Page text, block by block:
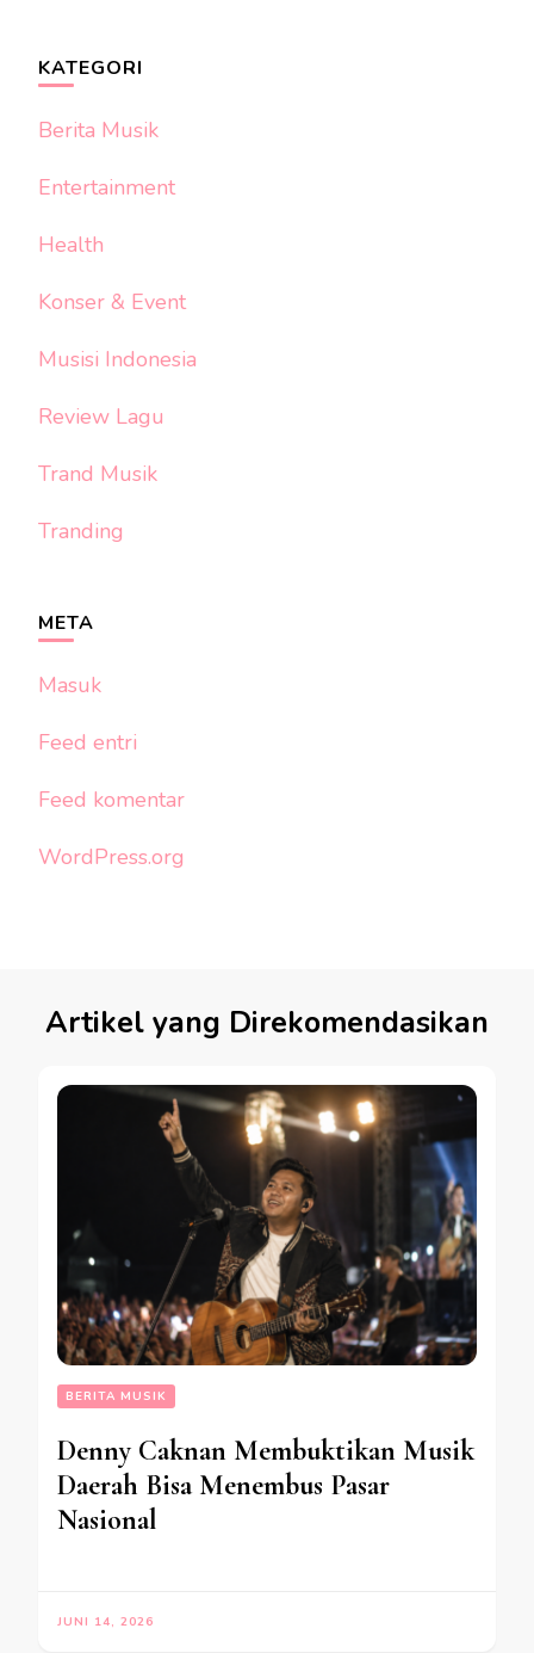
KATEGORI
Berita Musik
Entertainment
Health
Konser & Event
Musisi Indonesia
Review Lagu
Trand Musik
Tranding
META
Masuk
Feed entri
Feed komentar
WordPress.org
Artikel yang Direkomendasikan
BERITA MUSIK
Denny Caknan Membuktikan Musik
Daerah Bisa Menembus Pasar
Nasional
JUNI 14, 2026